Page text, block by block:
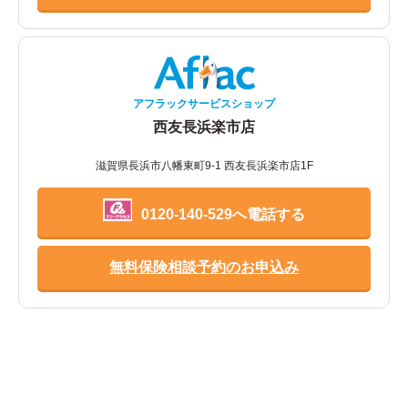
アフラックサービスショップ
西友長浜楽市店
滋賀県長浜市八幡東町9-1 西友長浜楽市店1F
0120-140-529へ電話する
無料保険相談予約のお申込み